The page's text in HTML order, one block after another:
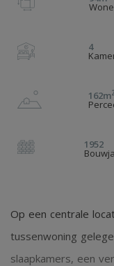
4
162m
1952
Op een centrale
tussenwoning
slaapkamers, een